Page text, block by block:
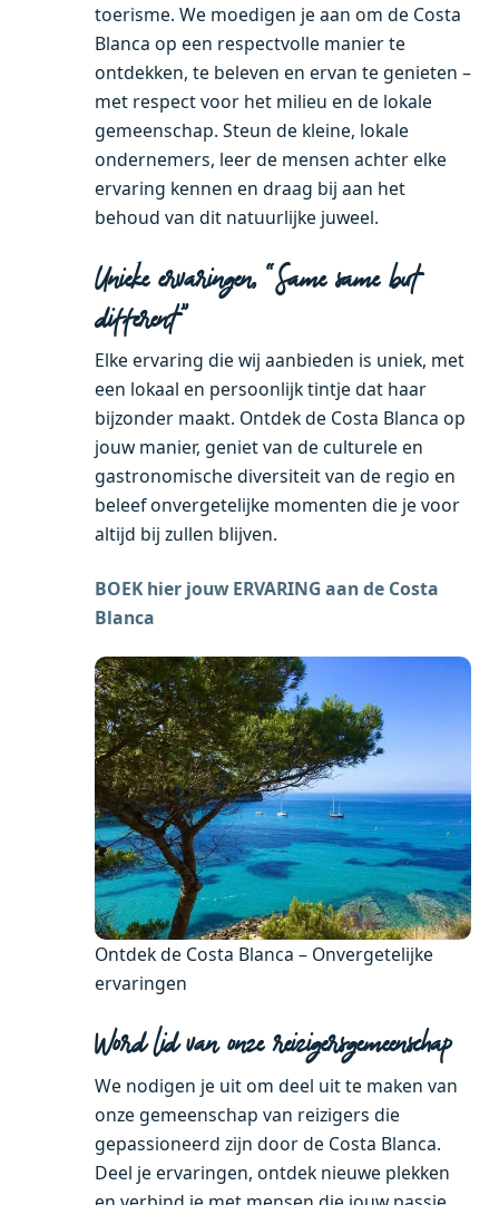
toerisme. We moedigen je aan om de Costa
Blanca op een respectvolle manier te
ontdekken, te beleven en ervan te genieten –
met respect voor het milieu en de lokale
gemeenschap. Steun de kleine, lokale
ondernemers, leer de mensen achter elke
ervaring kennen en draag bij aan het
behoud van dit natuurlijke juweel.
Unieke ervaringen, “Same same but
different”
Elke ervaring die wij aanbieden is uniek, met
een lokaal en persoonlijk tintje dat haar
bijzonder maakt. Ontdek de Costa Blanca op
jouw manier, geniet van de culturele en
gastronomische diversiteit van de regio en
beleef onvergetelijke momenten die je voor
altijd bij zullen blijven.
BOEK hier jouw ERVARING aan de Costa
Blanca
Ontdek de Costa Blanca – Onvergetelijke
ervaringen
Word lid van onze reizigersgemeenschap
We nodigen je uit om deel uit te maken van
onze gemeenschap van reizigers die
gepassioneerd zijn door de Costa Blanca.
Deel je ervaringen, ontdek nieuwe plekken